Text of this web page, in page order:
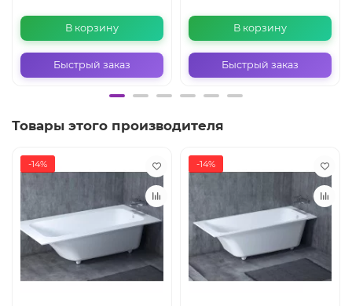
В корзину
Быстрый заказ
В корзину
Быстрый заказ
Товары этого производителя
-14% -14%